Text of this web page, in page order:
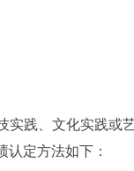
践、文化实践或
定方法如下：